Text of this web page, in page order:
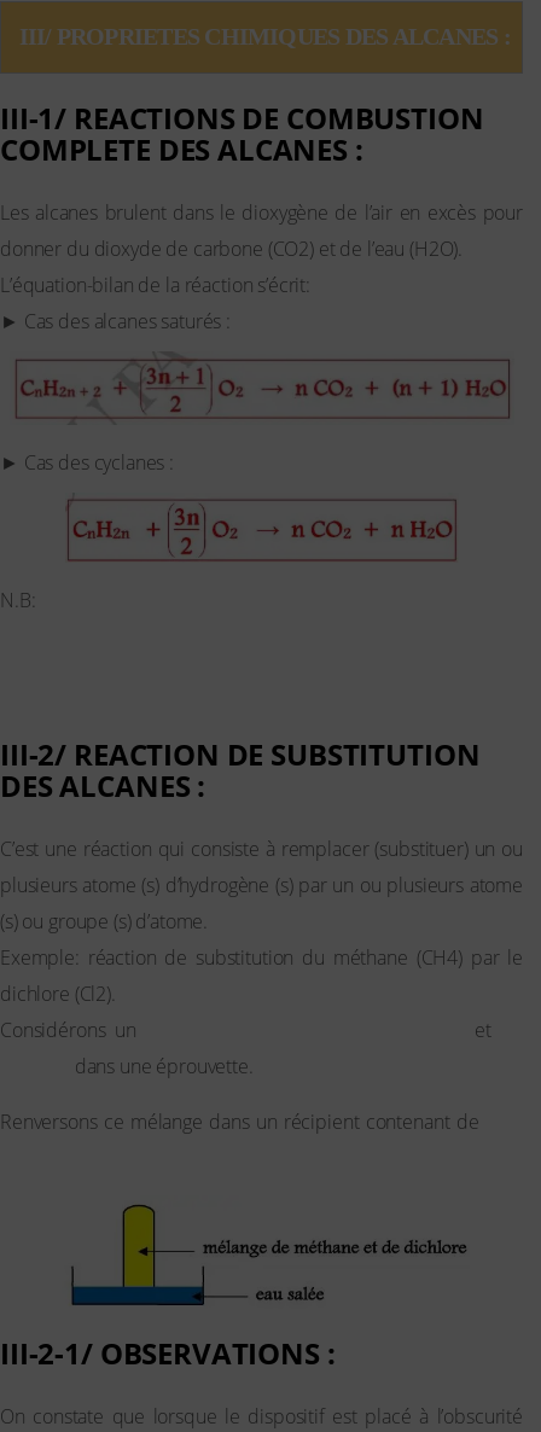
III/ PROPRIETES CHIMIQUES DES ALCANES :
III-1/ REACTIONS DE COMBUSTION
COMPLETE DES ALCANES :
Les alcanes brulent dans le dioxygène de l’air en excès pour
donner du dioxyde de carbone (CO2) et de l’eau (H2O).
L’équation-bilan de la réaction s’écrit:
► Cas des alcanes saturés :
► Cas des cyclanes :
N.B:
III-2/ REACTION DE SUBSTITUTION
DES ALCANES :
C’est une réaction qui consiste à remplacer (substituer) un ou
plusieurs atome (s) d’hydrogène (s) par un ou plusieurs atome
(s) ou groupe (s) d’atome.
Exemple: réaction de substitution du méthane (CH4) par le
dichlore (Cl2).
Considérons un
et
dans une éprouvette.
Renversons ce mélange dans un récipient contenant de
III-2-1/ OBSERVATIONS :
On constate que lorsque le dispositif est placé à l’obscurité